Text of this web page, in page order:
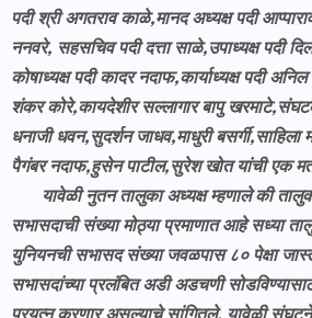
पदी श्री अगतराव काळे,मानद अध्यक्ष पदी
ननवरे, सहसचिव पदी दत्ता साळे,उपाध्यक्ष पदी
कोषाध्यक्ष पदी कादर नदाफ,कार्याध्यक्ष पदी
शंकर कोरे,कायदेशीर सल्लागार बापु
धनाजी धवन,सुदर्शन जाधव,माधुरी बसर्गी,साहिला
पैगंबर नदाफ,हुसेन पाटील,सुरेश खोत यांची एक
यावेळी नुतन तालुका अध्यक्ष म्हणाले की तालुका
सभासदाची संख्या मोठ्या प्रमाणात आहे सध्या
युनियनची सभासद संख्या जवळपास ८० पेक्षा
सभासदांच्या प्रलंबित अडी अडचणी